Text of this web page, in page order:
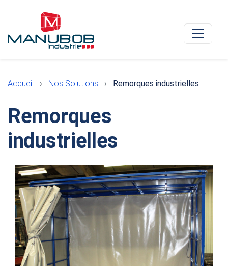
Accueil Nos Solutions Remorques industrielles
Remorques
industrielles